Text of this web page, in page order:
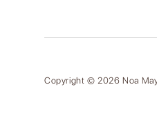
Copyright © 2026 Noa